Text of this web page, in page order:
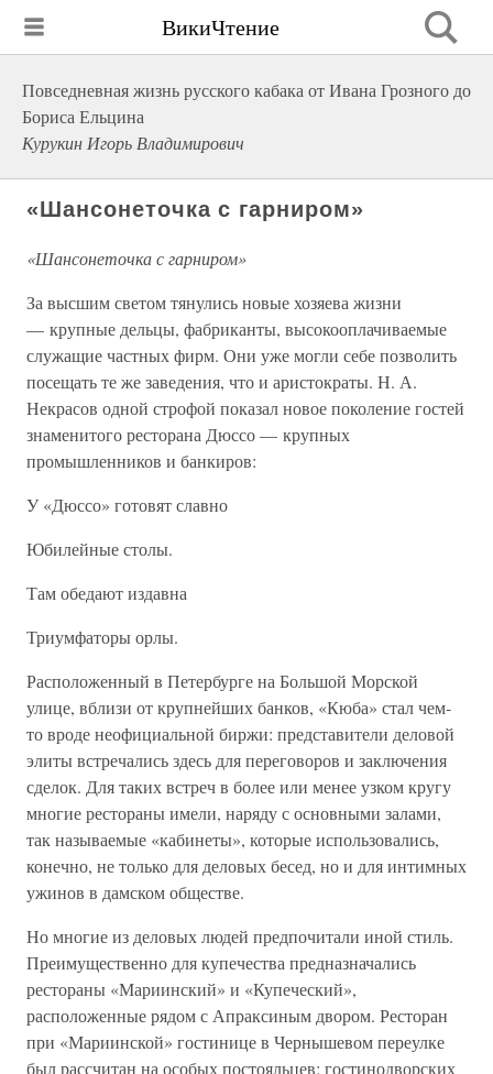
ВикиЧтение
Повседневная жизнь русского кабака от Ивана Грозного до
Бориса Ельцина
Курукин Игорь Владимирович
«Шансонеточка с гарниром»
«Шансонеточка с гарниром»
За высшим светом тянулись новые хозяева жизни
— крупные дельцы, фабриканты, высокооплачиваемые
служащие частных фирм. Они уже могли себе позволить
посещать те же заведения, что и аристократы. Н. А.
Некрасов одной строфой показал новое поколение гостей
знаменитого ресторана Дюссо — крупных
промышленников и банкиров:
У «Дюссо» готовят славно
Юбилейные столы.
Там обедают издавна
Триумфаторы орлы.
Расположенный в Петербурге на Большой Морской
улице, вблизи от крупнейших банков, «Кюба» стал чем-
то вроде неофициальной биржи: представители деловой
элиты встречались здесь для переговоров и заключения
сделок. Для таких встреч в более или менее узком кругу
многие рестораны имели, наряду с основными залами,
так называемые «кабинеты», которые использовались,
конечно, не только для деловых бесед, но и для интимных
ужинов в дамском обществе.
Но многие из деловых людей предпочитали иной стиль.
Преимущественно для купечества предназначались
рестораны «Мариинский» и «Купеческий»,
расположенные рядом с Апраксиным двором. Ресторан
при «Мариинской» гостинице в Чернышевом переулке
был рассчитан на особых постояльцев: гостинодворских